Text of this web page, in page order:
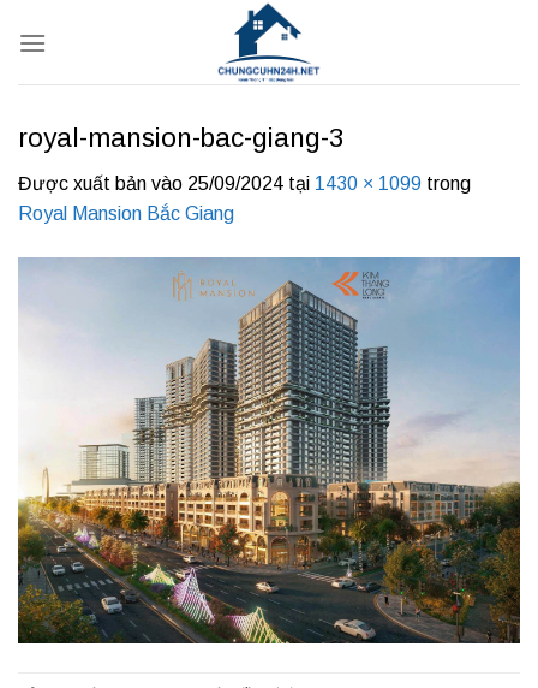
qua
royal-mansion-bac-giang-3
Được xuất bản vào 25/09/2024 tại 1430 × 1099 trong
Royal Mansion Bắc Giang